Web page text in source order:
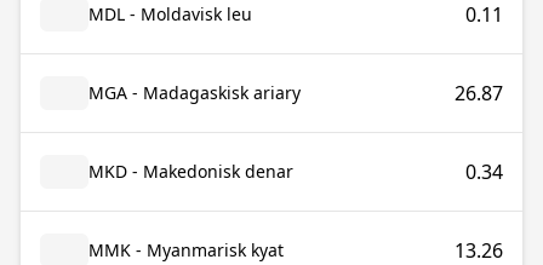
MDL - Moldavisk leu 0.11
MGA - Madagaskisk ariary 26.87
MKD - Makedonisk denar 0.34
MMK - Myanmarisk kyat 13.26